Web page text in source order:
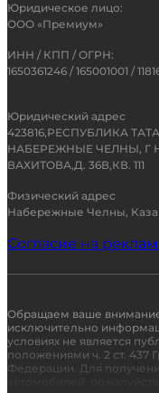
Юридическое лицо:
ООО «Премиум»
ИНН / КПП / ОГРН:
1650361246 / 165001001 /
Юридический адрес
423816,РЕСПУБЛИКА
НАБЕРЕЖНЫЕ ЧЕЛНЫ, Г
ВАХИТОВА,Д. 36В,КВ. 111
Физический адрес
Набережные Челны,
Согласие на
Обращаем ваше внимание
исключительно
условиях не является
положениями ч. 2 ст. 437
Федерации. Для